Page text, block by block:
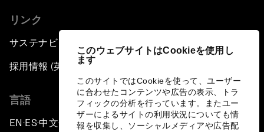
このウェブサイトはCookieを使用し
ます
このサイトではCookieを使って、ユーザー
に合わせたコンテンツや広告の表示、トラ
フィックの分析を行っています。またユー
ザーによるサイトの利用状況についても情
報を収集し、ソーシャルメディアや広告配
リンク
サステナビリティへの取り組み
採用情報 (英語のみ)
言語
EN ▪ES▪中文▪ 日本語